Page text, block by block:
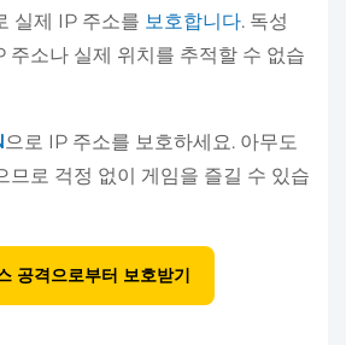
실제 IP 주소를 보호합니다. 독성
주소나 실제 위치를 추적할 수 없습
으로 IP 주소를 보호하세요. 아무도
므로 걱정 없이 게임을 즐길 수 있습
공격으로부터 보호받기